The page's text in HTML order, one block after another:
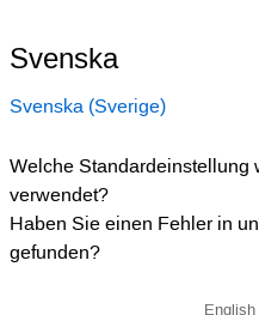
Svenska
Svenska (Sverige)
Welche Standardeinstellung
verwendet?
Haben Sie einen Fehler in
gefunden?